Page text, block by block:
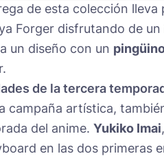
de esta colección lleva
Forger disfrutando de
un diseño con un
de la tercera
campaña artística,
del anime. Yukiko Imai
en las dos primeras